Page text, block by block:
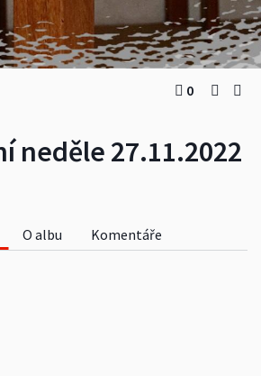
neděle 27.11.2022
0
O albu Komentáře